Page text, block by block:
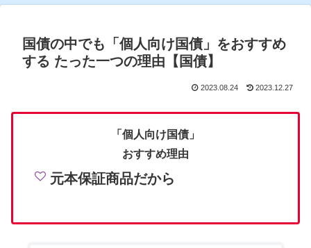
国債の中でも「個人向け国債」をおすすめ
する たった一つの理由【国債】
2023.08.24 2023.12.27
「個人向け国債」
おすすめ理由
元本保証商品だから